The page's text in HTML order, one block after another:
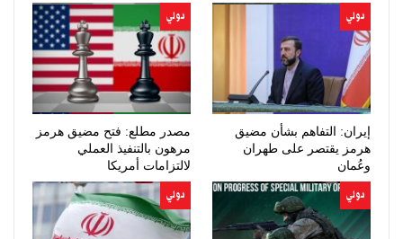
دولي
إيران: التفاهم بشأن مضيق
هرمز يقتصر على طهران
وعُمان
دولي
مصدر مطلع: فتح مضيق هرمز
مرهون بالتنفيذ العملي
لالتزامات أمريكا
دولي دولي